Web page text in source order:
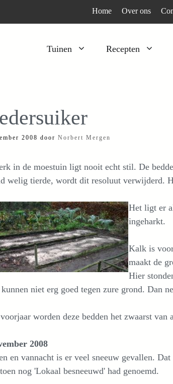
Home Over ons
Tuinen Recepten
Kruiden
Moestuin
Voedselbos
2008 door Norbert Mergen
in de moestuin ligt nooit echt stil. De
welig tierde, wordt dit resoluut verwijderd.
Het ligt er
ingeharkt.
Kalk is
maakt de
Hier
niet erg goed tegen zure grond. Dan
worden deze bedden het zwaarst
2008
en vannacht is er veel sneeuw gevallen.
nog 'Lokaal besneeuwd' had genoemd.